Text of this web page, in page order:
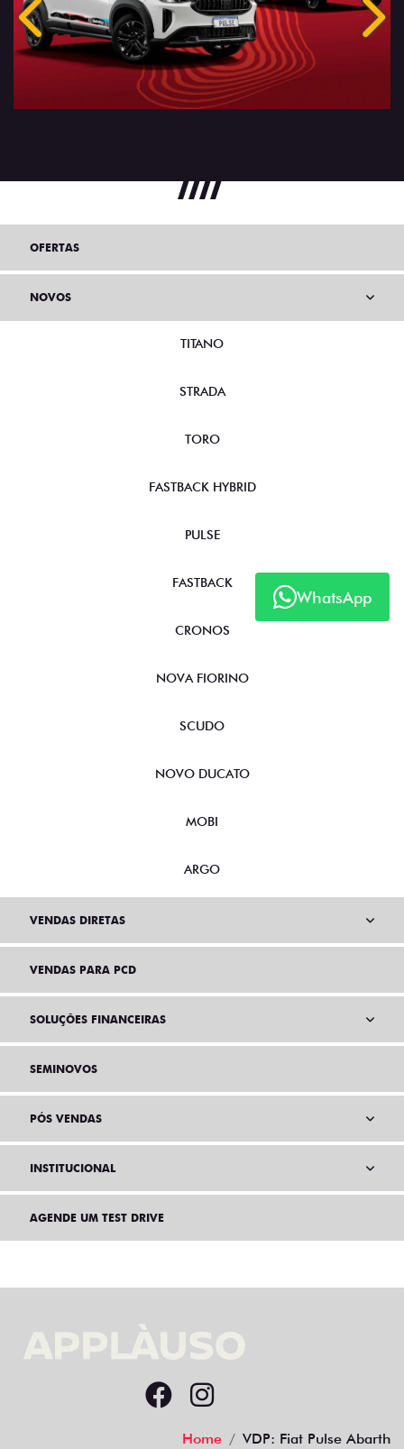
Anterior
WhatsApp
OFERTAS
NOVOS
TITANO
STRADA
TORO
FASTBACK HYBRID
PULSE
FASTBACK
CRONOS
NOVA FIORINO
SCUDO
NOVO DUCATO
MOBI
ARGO
VENDAS DIRETAS
VENDAS PARA PCD
SOLUÇÕES FINANCEIRAS
SEMINOVOS
PÓS VENDAS
INSTITUCIONAL
AGENDE UM TEST DRIVE
Home VDP: Fiat Pulse Abarth